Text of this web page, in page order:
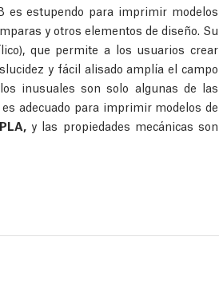
es estupendo para imprimir modelos
y otros elementos de diseño. Su
que permite a los usuarios crear
y fácil alisado amplía el campo
inusuales son solo algunas de las
adecuado para imprimir modelos de
y las propiedades mecánicas son